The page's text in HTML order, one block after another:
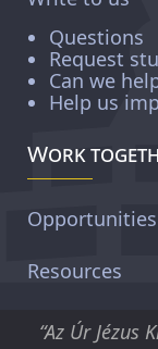
Questions
Request
Can we
Help us
Work
Opportunities
Resources
“Az Úr Jézus